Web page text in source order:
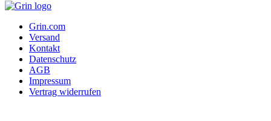
Grin.com
Versand
Kontakt
Datenschutz
AGB
Impressum
Vertrag widerrufen